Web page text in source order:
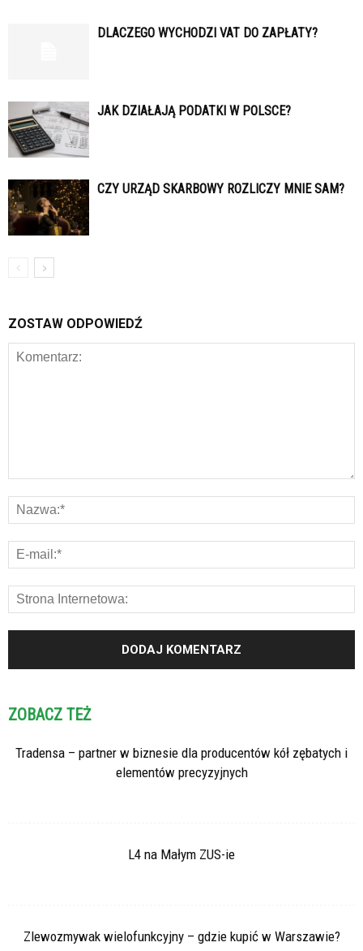
DLACZEGO WYCHODZI VAT DO ZAPŁATY?
JAK DZIAŁAJĄ PODATKI W POLSCE?
CZY URZĄD SKARBOWY ROZLICZY MNIE SAM?
ZOSTAW ODPOWIEDŹ
ZOBACZ TEŻ
Tradensa – partner w biznesie dla producentów kół zębatych i
elementów precyzyjnych
L4 na Małym ZUS-ie
Zlewozmywak wielofunkcyjny – gdzie kupić w Warszawie?